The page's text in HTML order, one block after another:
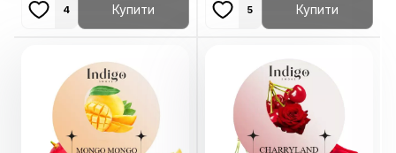
4 Купити 5 Купити